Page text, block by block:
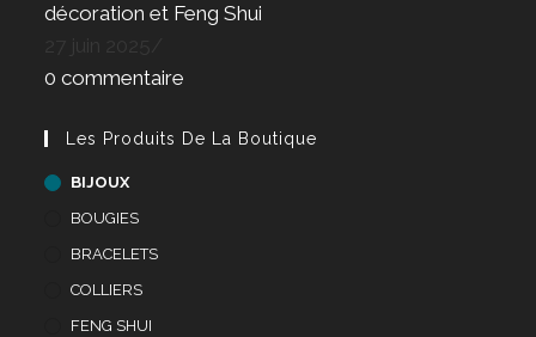
décoration et Feng Shui
0 commentaire
Les Produits De La Boutique
BIJOUX
BOUGIES
BRACELETS
COLLIERS
FENG SHUI